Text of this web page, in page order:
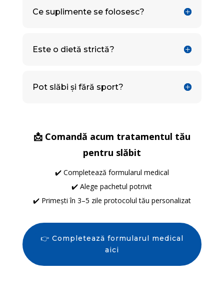
Ce suplimente se folosesc?
Este o dietă strictă?
Pot slăbi și fără sport?
📩 Comandă acum tratamentul tău
pentru slăbit
✔️ Completează formularul medical
✔️ Alege pachetul potrivit
✔️ Primești în 3–5 zile protocolul tău personalizat
👉 Completează formularul medical
aici